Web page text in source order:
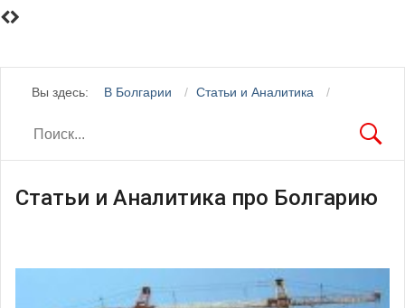
Вы здесь: В Болгарии Статьи и Аналитика
Статьи и Аналитика про Болгарию